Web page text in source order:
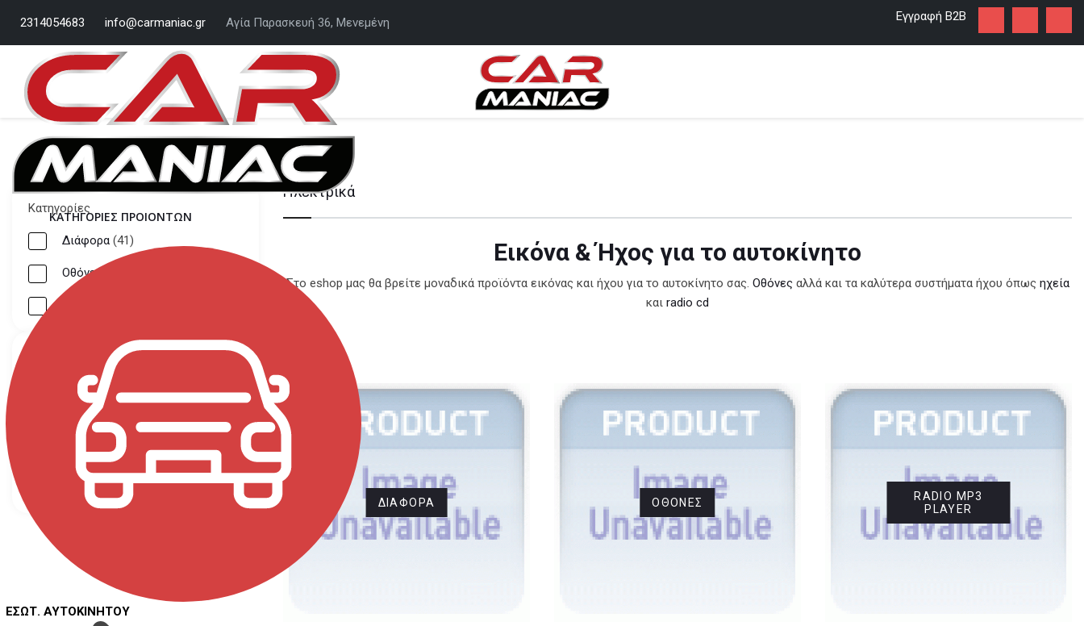
2314054683 info@carmaniac.gr Αγία Παρασκευή 36, Μενεμένη Εγγραφή Β2Β
ΚΑΤΗΓΟΡΙΕΣ ΠΡΟΙΟΝΤΩΝ
ΕΣΩΤ. ΑΥΤΟΚΙΝΗΤΟΥ
Κατηγορίες
Διάφορα (41)
Οθόνες
BMW
Seat
Skoda
Volkswagen
Ηλεκτρικά
Εικόνα & Ήχος για το αυτοκίνητο
Στο eshop μας θα βρείτε μοναδικά προϊόντα εικόνας και ήχου για το αυτοκίνητο σας. Οθόνεςαλλά και τα καλύτερα συστήματα ήχου όπως ηχεία
και radio cd
ΔΙΆΦΟΡΑ ΟΘΌΝΕΣ
RADIO MP3
PLAYER